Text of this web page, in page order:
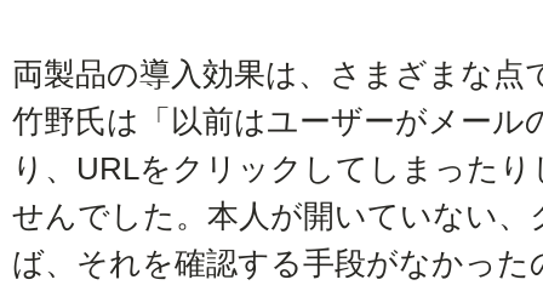
両製品の導入効果は、さまざまな
竹野氏は「以前はユーザーがメール
り、URLをクリックしてしまった
せんでした。本人が開いていない
ば、それを確認する手段がなかっ